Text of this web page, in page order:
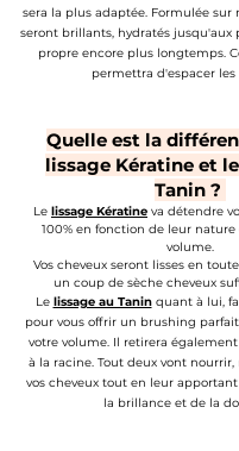
sera la plus adaptée. Formulée sur
seront brillants, hydratés jusqu'aux
propre encore plus longtemps.
permettra d'espacer les
Quelle est la
lissage Kératine et
Tanin ?
Le lissage Kératine va détendre
100% en fonction de leur
volume.
Vos cheveux seront lisses en
un coup de sèche cheveux
Le lissage au Taninquant à lui,
pour vous offrir un brushing
votre volume. Il retirera également
à la racine. Tout deux vont
vos cheveux tout en leur
la brillance et de la